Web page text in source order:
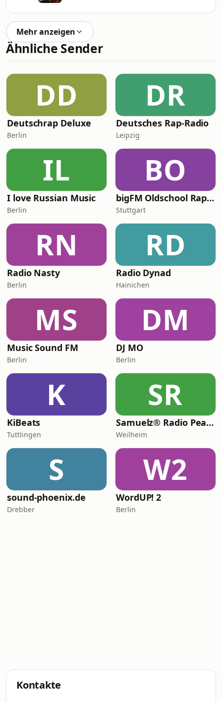
Mehr anzeigen
Ähnliche Sender
DD
Deutschrap Deluxe
Berlin
DR
Deutsches Rap-Radio
Leipzig
IL
I love Russian Music
Berlin
BO
bigFM Oldschool Rap & Hip-Hop
Stuttgart
RN
Radio Nasty
Berlin
RD
Radio Dynad
Hainichen
MS
Music Sound FM
Berlin
DM
DJ MO
Berlin
K
KiBeats
Tuttlingen
SR
Samuelz® Radio Peace & Excellence 24/7
Weilheim
S
sound-phoenix.de
Drebber
W2
WordUP! 2
Berlin
Kontakte